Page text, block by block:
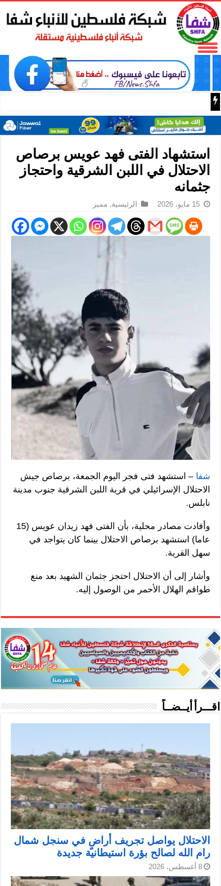
محافظ نابلس غسان دغلس ورئيس سلطة المياه يبحثان
استشهاد الفتى فهد عويس برصاص
الاحتلال في اللبن الشرقية واحتجاز
جثمانه
15 مايو، 2026 الرئيسية, مميز
شفا – استشهد فتى فجر اليوم الجمعة، برصاص جيش
الاحتلال الإسرائيلي في قرية اللبن الشرقية جنوب مدينة
نابلس.
وأفادت مصادر محلية، بأن الفتى فهد زيدان عويس (15
عاما) استشهد برصاص الاحتلال بينما كان يتواجد في
سهل القرية.
وأشار إلى أن الاحتلال احتجز جثمان الشهيد بعد منع
طواقم الهلال الأحمر من الوصول إليه.
اقـــرأ أيــضــاً
الاحتلال يواصل تجريف أراضٍ في سنجل شمال
رام الله لصالح بؤرة استيطانية جديدة
8 أغسطس، 2026